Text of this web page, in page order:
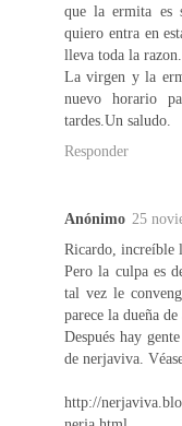
que la ermita es
quiero entra en
lleva toda la razon.
La virgen y la
nuevo horario
tardes.Un saludo.
Responder
Anónimo 25
Ricardo, increíble
Pero la culpa es
tal vez le
parece la dueña de
Después hay
de nerjaviva.
http://